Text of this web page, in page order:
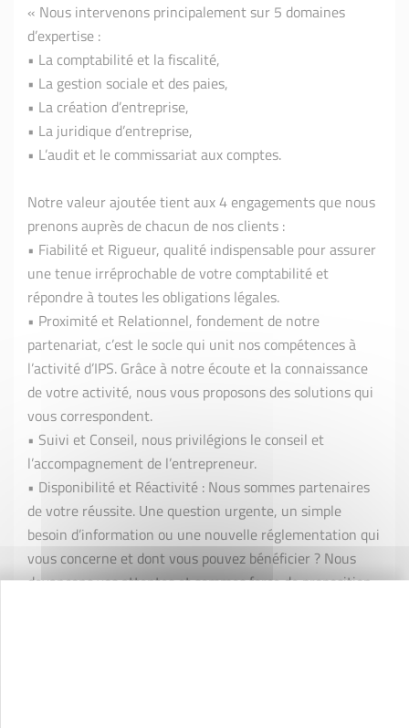
« Nous intervenons principalement sur 5 domaines
d’expertise :
• La comptabilité et la fiscalité,
• La gestion sociale et des paies,
• La création d’entreprise,
• La juridique d’entreprise,
• L’audit et le commissariat aux comptes.
Notre valeur ajoutée tient aux 4 engagements que nous
prenons auprès de chacun de nos clients :
• Fiabilité et Rigueur, qualité indispensable pour assurer
une tenue irréprochable de votre comptabilité et
répondre à toutes les obligations légales.
• Proximité et Relationnel, fondement de notre
partenariat, c’est le socle qui unit nos compétences à
l’activité d’IPS. Grâce à notre écoute et la connaissance
de votre activité, nous vous proposons des solutions qui
vous correspondent.
• Suivi et Conseil, nous privilégions le conseil et
l’accompagnement de l’entrepreneur.
• Disponibilité et Réactivité : Nous sommes partenaires
de votre réussite. Une question urgente, un simple
besoin d’information ou une nouvelle réglementation qui
vous concerne et dont vous pouvez bénéficier ? Nous
devançons vos attentes et sommes force de proposition.